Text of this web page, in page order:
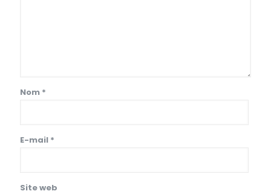
Nom *
E-mail *
Site web